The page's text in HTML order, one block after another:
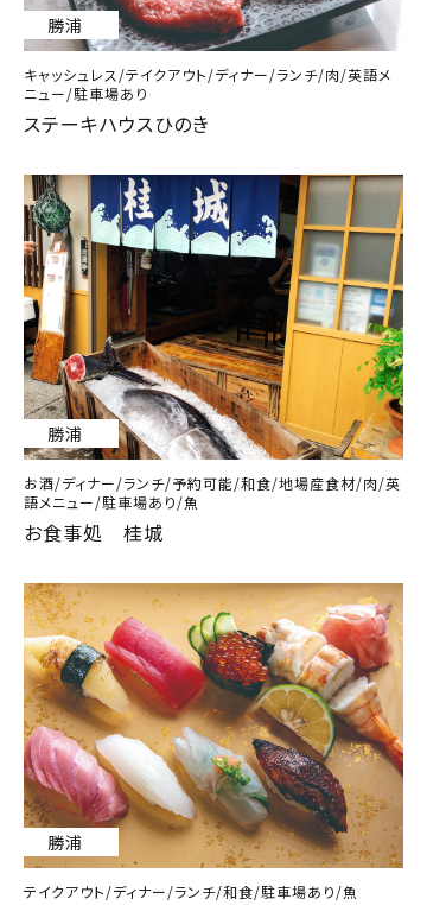
勝浦
キャッシュレス/テイクアウト/ディナー/ランチ/肉/英語メ
ニュー/駐車場あり
ステーキハウスひのき
勝浦
お酒/ディナー/ランチ/予約可能/和食/地場産食材/肉/英
語メニュー/駐車場あり/魚
お食事処 桂城
勝浦
テイクアウト/ディナー/ランチ/和食/駐車場あり/魚